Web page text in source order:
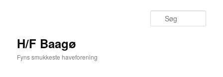
H/F Baagø
Fyns smukkeste haveforening